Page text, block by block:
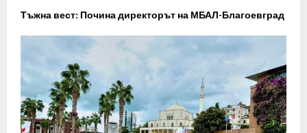
Тъжна вест: Почина директорът на МБАЛ-Благоевград